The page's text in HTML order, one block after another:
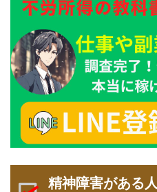
精神障害がある